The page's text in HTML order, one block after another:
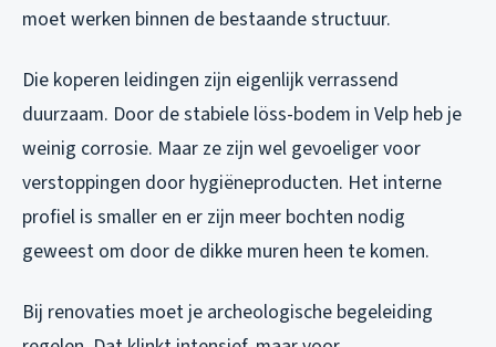
moet werken binnen de bestaande structuur.
Die koperen leidingen zijn eigenlijk verrassend
duurzaam. Door de stabiele löss-bodem in Velp heb je
weinig corrosie. Maar ze zijn wel gevoeliger voor
verstoppingen door hygiëneproducten. Het interne
profiel is smaller en er zijn meer bochten nodig
geweest om door de dikke muren heen te komen.
Bij renovaties moet je archeologische begeleiding